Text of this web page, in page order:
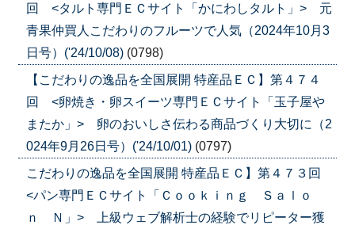
回 <タルト専門ＥＣサイト「かにわしタルト」> 元
青果仲買人こだわりのフルーツで人気（2024年10月3
日号）('24/10/08) (0798)
【こだわりの逸品を全国展開 特産品ＥＣ】第４７４
回 <卵焼き・卵スイーツ専門ＥＣサイト「玉子屋や
またか」> 卵のおいしさ伝わる商品づくり大切に（2
024年9月26日号）('24/10/01) (0797)
こだわりの逸品を全国展開 特産品ＥＣ】第４７３回
<パン専門ＥＣサイト「Ｃｏｏｋｉｎｇ Ｓａｌｏ
ｎ Ｎ」> 上級ウェブ解析士の経験でリピーター獲